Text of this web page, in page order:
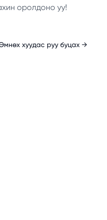
оролдоно уу!
хуудас руу буцах →